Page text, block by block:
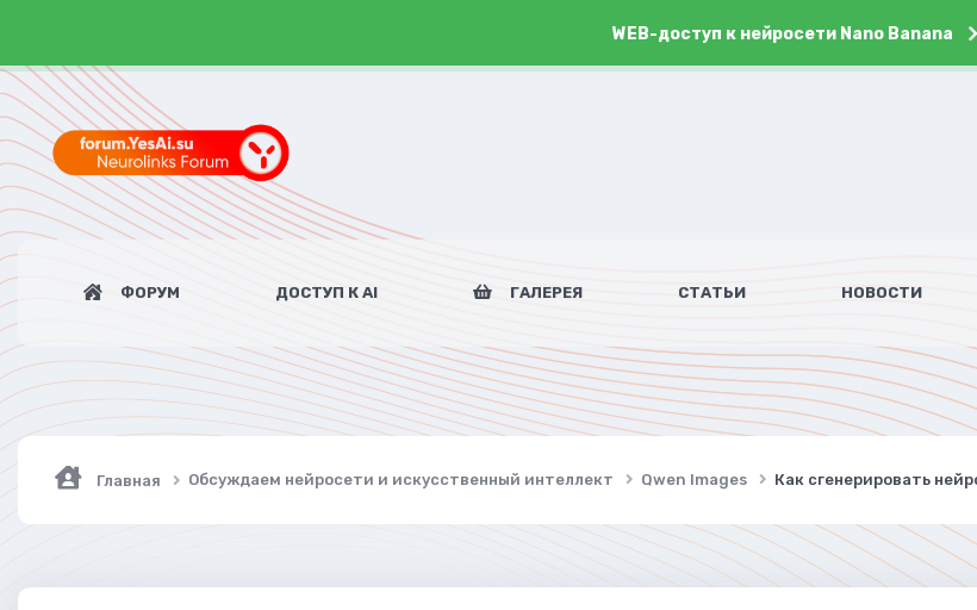
WEB-доступ к нейросети Nano Banana
ФОРУМ ДОСТУП К AI ГАЛЕРЕЯ СТАТЬИ НОВОСТИ
Главная Обсуждаем нейросети и искусственный интеллект Qwen Images Как сгенерировать